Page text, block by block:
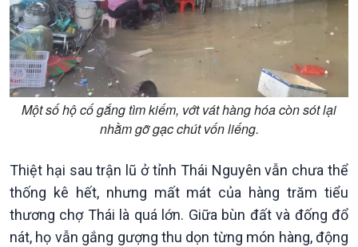
Podcast
Góc nhìn VOV1
Một số hộ cố gắng tìm kiếm, vớt vát hàng hóa còn sót lại
nhằm gỡ gạc chút vốn liếng.
Thiệt hại sau trận lũ ở tỉnh Thái Nguyên vẫn chưa thể
thống kê hết, nhưng mất mát của hàng trăm tiểu
thương chợ Thái là quá lớn. Giữa bùn đất và đống đổ
nát, họ vẫn gắng gượng thu dọn từng món hàng, động